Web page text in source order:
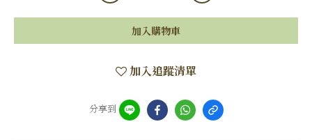
加入購物車
加入追蹤清單
分享到